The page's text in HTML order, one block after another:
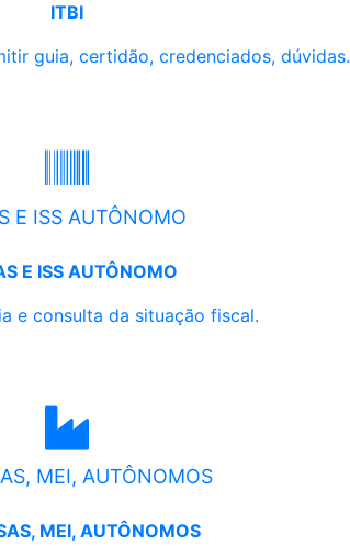
ITBI
guia, certidão, credenciados, dúvidas.
E ISS AUTÔNOMO
E ISS AUTÔNOMO
e consulta da situação fiscal.
MEI, AUTÔNOMOS
MEI, AUTÔNOMOS